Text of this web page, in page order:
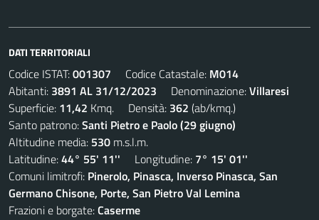
DATI TERRITORIALI
Codice ISTAT:001307 Codice Catastale: M014
Abitanti: 3891 AL 31/12/2023 Denominazione:Villaresi
Superficie: 11,42 Kmq. Densità: 362 (ab/kmq.)
Santo patrono:Santi Pietro e Paolo (29 giugno)
Altitudine media: 530 m.s.l.m.
Latitudine:44° 55' 11'' Longitudine: 7° 15' 01''
Comuni limitrofi: Pinerolo, Pinasca, Inverso Pinasca, San
Germano Chisone, Porte, San Pietro Val Lemina
Frazioni e borgate:Caserme